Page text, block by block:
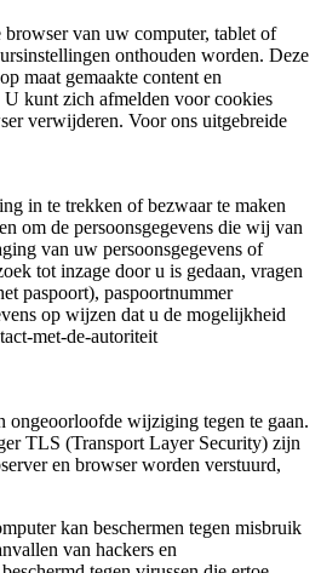
browser van uw computer, tablet of
onthouden worden. Deze
maat gemaakte content en
U kunt zich afmelden voor cookies
verwijderen. Voor ons uitgebreide
in te trekken of bezwaar te maken
om de persoonsgegevens die wij van
van uw persoonsgegevens of
tot inzage door u is gedaan, vragen
paspoort), paspoortnummer
op wijzen dat u de mogelijkheid
met-de-autoriteit
ongeoorloofde wijziging tegen te gaan.
TLS (Transport Layer Security) zijn
en browser worden verstuurd,
kan beschermen tegen misbruik
van hackers en